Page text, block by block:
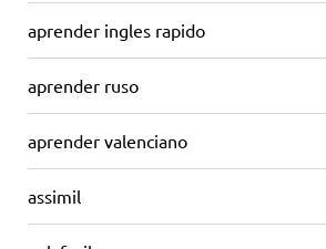
aprender ingles rapido
aprender ruso
aprender valenciano
assimil